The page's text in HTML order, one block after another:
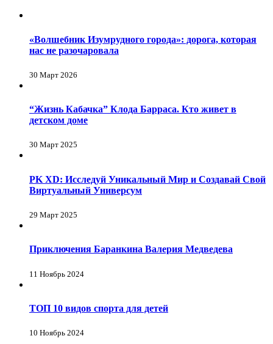
«Волшебник Изумрудного города»: дорога, которая
нас не разочаровала
30 Март 2026
“Жизнь Кабачка” Клода Барраса. Кто живет в
детском доме
30 Март 2025
PK XD: Исследуй Уникальный Мир и Создавай Свой
Виртуальный Универсум
29 Март 2025
Приключения Баранкина Валерия Медведева
11 Ноябрь 2024
ТОП 10 видов спорта для детей
10 Ноябрь 2024